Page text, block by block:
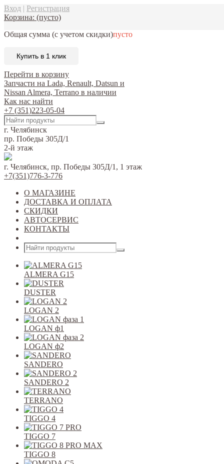
Вход | Регистрация
Корзина: (пусто)
Общая сумма (с учетом скидки)пусто
Купить в 1 клик
Перейти в корзину
Запчасти на Lada, Renault, Datsun и
Nissan Almera, Terrano в наличии
Как нас найти
+7 (351)223-05-04
г. Челябинск
пр. Победы 305Д/1
2-й этаж
г. Челябинск, пр. Победы 305Д/1, 1 этаж
+7(351)776-3-776
О МАГАЗИНЕ
ДОСТАВКА И ОПЛАТА
СКИДКИ
АВТОСЕРВИС
КОНТАКТЫ
ALMERA G15
DUSTER
LOGAN 2
LOGAN ф1
LOGAN ф2
SANDERO
SANDERO 2
TERRANO
TIGGO 4
TIGGO 7
TIGGO 8